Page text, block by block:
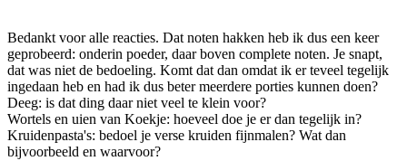
Bedankt voor alle reacties. Dat noten hakken heb ik dus een keer
geprobeerd: onderin poeder, daar boven complete noten. Je snapt,
dat was niet de bedoeling. Komt dat dan omdat ik er teveel tegelijk
ingedaan heb en had ik dus beter meerdere porties kunnen doen?
Deeg: is dat ding daar niet veel te klein voor?
Wortels en uien van Koekje: hoeveel doe je er dan tegelijk in?
Kruidenpasta's: bedoel je verse kruiden fijnmalen? Wat dan
bijvoorbeeld en waarvoor?